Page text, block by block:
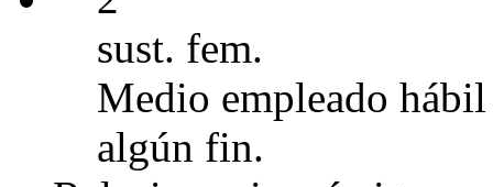
sust. fem.
Medio empleado
algún fin.